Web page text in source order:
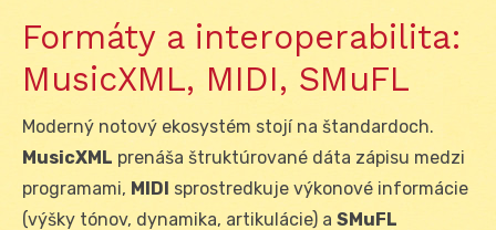
Formáty a interoperabilita:
MusicXML, MIDI, SMuFL
Moderný notový ekosystém stojí na štandardoch.
MusicXML prenáša štruktúrované dáta zápisu medzi
programami, MIDI sprostredkuje výkonové informácie
(výšky tónov, dynamika, artikulácie) a SMuFL